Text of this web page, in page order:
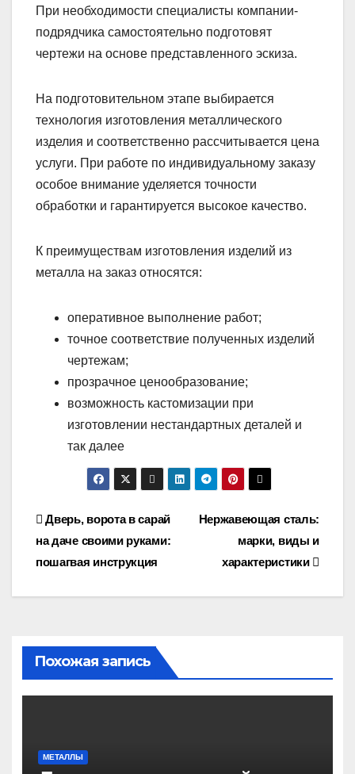
При необходимости специалисты компании-
подрядчика самостоятельно подготовят
чертежи на основе представленного эскиза.
На подготовительном этапе выбирается
технология изготовления металлического
изделия и соответственно рассчитывается цена
услуги. При работе по индивидуальному заказу
особое внимание уделяется точности
обработки и гарантируется высокое качество.
К преимуществам изготовления изделий из
металла на заказ относятся:
оперативное выполнение работ;
точное соответствие полученных изделий
чертежам;
прозрачное ценообразование;
возможность кастомизации при
изготовлении нестандартных деталей и
так далее
Навигация
по
записям
Нержавеющая сталь:
марки, виды и
характеристики
Дверь, ворота в сарай
на даче своими руками:
пошагвая инструкция
Похожая запись
МЕТАЛЛЫ